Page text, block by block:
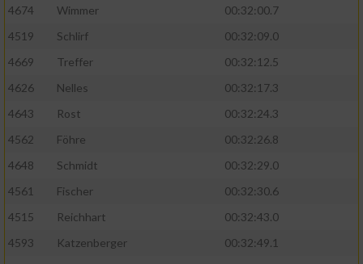
4674
Wimmer
00:32:00.7
4519
Schlirf
00:32:09.0
4669
Treffer
00:32:12.5
4626
Nelles
00:32:17.3
4643
Rost
00:32:24.3
4562
Föhre
00:32:26.8
4648
Schmidt
00:32:29.0
4561
Fischer
00:32:30.6
4515
Reichhart
00:32:43.0
4593
Katzenberger
00:32:49.1